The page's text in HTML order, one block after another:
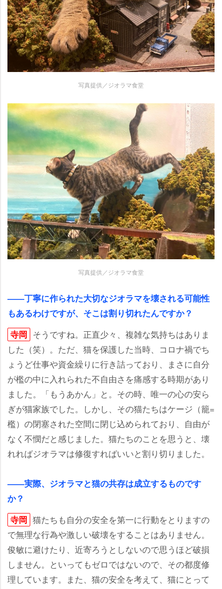
写真提供／ジオラマ食堂
写真提供／ジオラマ食堂
――丁寧に作られた大切なジオラマを壊される可能性
もあるわけですが、そこは割り切れたんですか？
寺岡 そうですね。正直少々、複雑な気持ちはありま
した（笑）。ただ、猫を保護した当時、コロナ禍でち
ょうど仕事や資金繰りに行き詰っており、まさに自分
が檻の中に入れられた不自由さを痛感する時期があり
ました。「もうあかん」と。その時、唯一の心の安ら
ぎが猫家族でした。しかし、その猫たちはケージ（籠=
檻）の閉塞された空間に閉じ込められており、自由が
なく不憫だと感じました。猫たちのことを思うと、壊
れればジオラマは修復すればいいと割り切りました。
――実際、ジオラマと猫の共存は成立するものです
か？
寺岡 猫たちも自分の安全を第一に行動をとりますの
で無理な行為や激しい破壊をすることはありません。
俊敏に避けたり、近寄ろうとしないので思うほど破損
しません。といってもゼロではないので、その都度修
理しています。また、猫の安全を考えて、猫にとって